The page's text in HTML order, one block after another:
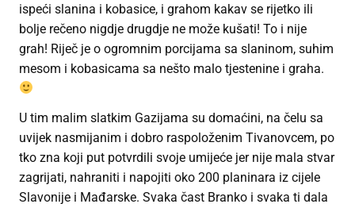
ispeći slanina i kobasice, i grahom kakav se rijetko ili
bolje rečeno nigdje drugdje ne može kušati! To i nije
grah! Riječ je o ogromnim porcijama sa slaninom, suhim
mesom i kobasicama sa nešto malo tjestenine i graha.
U tim malim slatkim Gazijama su domaćini, na čelu sa
uvijek nasmijanim i dobro raspoloženim Tivanovcem, po
tko zna koji put potvrdili svoje umijeće jer nije mala stvar
zagrijati, nahraniti i napojiti oko 200 planinara iz cijele
Slavonije i Mađarske. Svaka čast Branko i svaka ti dala